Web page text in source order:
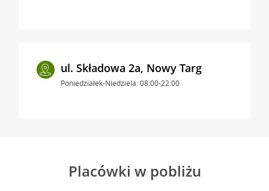
ul. Składowa 2a, Nowy Targ
Poniedziałek-Niedziela: 08:00-22:00
Placówki w pobliżu